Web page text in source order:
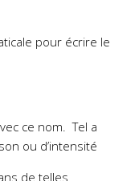
pour écrire le
ce nom.Tel a
ou d’intensité
de telles